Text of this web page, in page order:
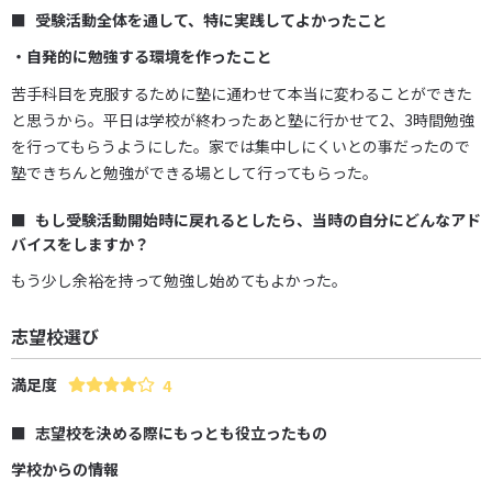
受験活動全体を通して、特に実践してよかったこと
・自発的に勉強する環境を作ったこと
苦手科目を克服するために塾に通わせて本当に変わることができた
と思うから。平日は学校が終わったあと塾に行かせて2、3時間勉強
を行ってもらうようにした。家では集中しにくいとの事だったので
塾できちんと勉強ができる場として行ってもらった。
もし受験活動開始時に戻れるとしたら、当時の自分にどんなアド
バイスをしますか？
もう少し余裕を持って勉強し始めてもよかった。
志望校選び
満足度 4
志望校を決める際にもっとも役立ったもの
学校からの情報